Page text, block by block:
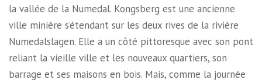
la vallée de la Numedal. Kongsberg est une ancienne
ville minière s’étendant sur les deux rives de la rivière
Numedalslagen. Elle a un côté pittoresque avec son pont
reliant la vieille ville et les nouveaux quartiers, son
barrage et ses maisons en bois. Mais, comme la journée